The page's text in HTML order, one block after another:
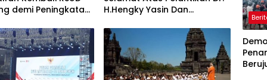
demi Peningkatan
H.Hengky Yasin Dan
DPC PKB Takalar dan Ketua
DPW PB Prov- Sulsel